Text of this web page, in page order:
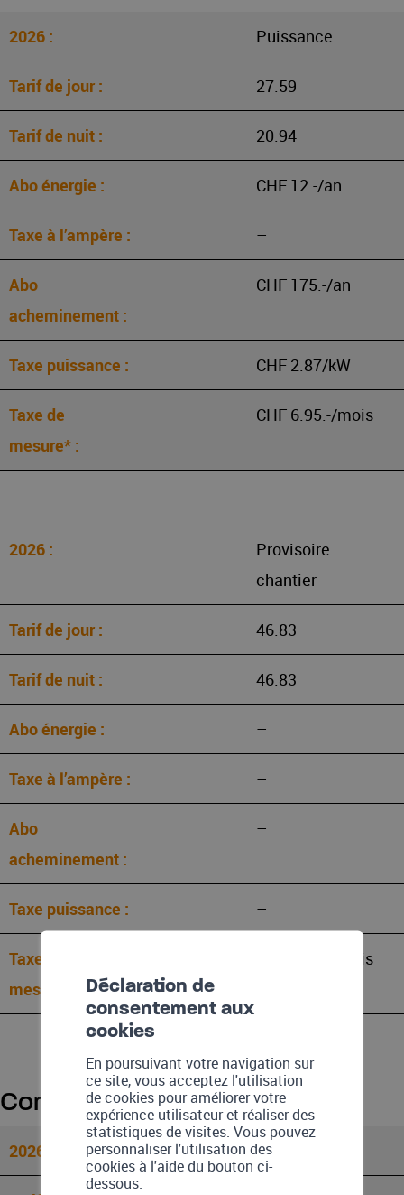
Puissance
27.59
20.94
CHF 12.-/an
–
CHF 175.-/an
CHF 2.87/kW
CHF 6.95.-/mois
Provisoire
chantier
46.83
46.83
–
–
–
–
CHF 6.95.-/mois
Commune de Bovernier
Simple
Déclaration de
consentement aux
cookies
En poursuivant votre navigation sur
ce site, vous acceptez l'utilisation
de cookies pour améliorer votre
expérience utilisateur et réaliser des
statistiques de visites. Vous pouvez
personnaliser l'utilisation des
cookies à l'aide du bouton ci-
dessous.